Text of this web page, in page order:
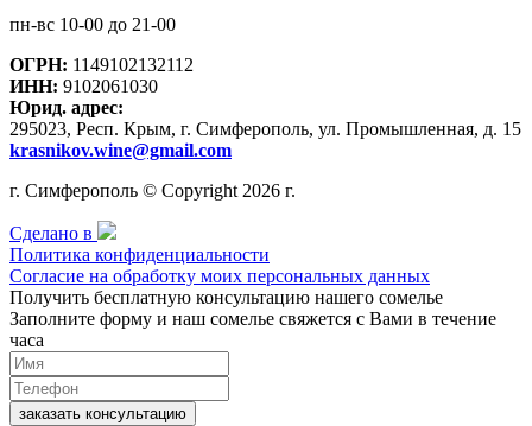
пн-вс 10-00 до 21-00
ОГРН: 1149102132112
ИНН: 9102061030
Юрид. адрес:
295023, Респ. Крым, г. Симферополь, ул. Промышленная, д. 15
krasnikov.wine@gmail.com
г. Симферополь © Copyright 2026 г.
Сделано в
Политика конфиденциальности
Согласие на обработку моих персональных данных
Получить бесплатную консультацию нашего сомелье
Заполните форму и наш сомелье свяжется с Вами в течение
часа
заказать консультацию